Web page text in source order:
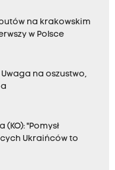
na krakowskim
w Polsce
na oszustwo,
"Pomysł
Ukraińców to